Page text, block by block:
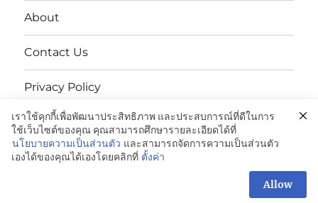
About
Contact Us
Privacy Policy
นโยบายความเป็นส่วนตัว
ENDUPAK:VCI Anti-Rust Bags-ถุงกันสนิม: 098-995-3600
เราใช้คุกกี้เพื่อพัฒนาประสิทธิภาพ และประสบการณ์ที่ดีในการ
ใช้เว็บไซต์ของคุณ คุณสามารถศึกษารายละเอียดได้ที่
นโยบายความเป็นส่วนตัว และสามารถจัดการความเป็นส่วนตัว
เองได้ของคุณได้เองโดยคลิกที่ ตั้งค่า
Allow